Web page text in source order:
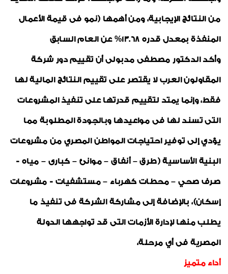
من النتائج الإيجابية، ومن أهمها (نمو فى قيمة الأعمال
المنفذة بمعدل قدره 13.68% عن العام السابق
وأكد الدكتور مصطفى مدبولى أن تقييم دور شركة
المقاولون العرب لا يقتصر على تقييم النتائج المالية لها
فقط، وإنما يمتد لتقييم قدرتها على تنفيذ المشروعات
التى تسند لها فى مواعيدها وبالجودة المطلوبة مما
يؤدي إلى توفير احتياجات المواطن المصري من مشروعات
البنية الأساسية (طرق – أنفاق – موانئ – كبارى – مياه -
صرف صحي – محطات كهرباء – مستشفيات - مشروعات
إسكان)، بالإضافة إلى مشاركة الشركة فى تنفيذ ما
يطلب منها لإدارة الأزمات التى قد تواجهها الدولة
المصرية فى أي مرحلة،
أداء متميز